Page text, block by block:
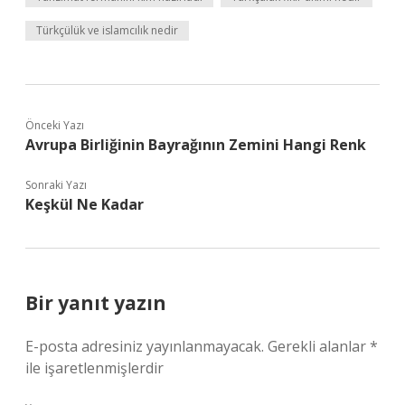
Türkçülük ve islamcılık nedir
Önceki Yazı
Avrupa Birliğinin Bayrağının Zemini Hangi Renk
Sonraki Yazı
Keşkül Ne Kadar
Bir yanıt yazın
E-posta adresiniz yayınlanmayacak. Gerekli alanlar*
ile işaretlenmişlerdir